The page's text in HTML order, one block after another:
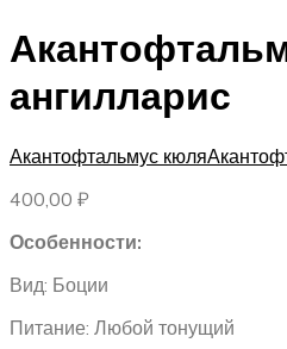
ангилларис
Акантофтальмус кюля
400,00 ₽
Особенности:
Вид: Боции
Питание: Любой тонущий